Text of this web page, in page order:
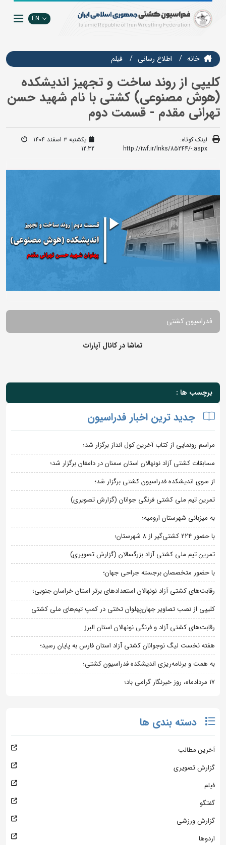
EN
خانه اطلاع رسانی فيلم
کلیپی از روند ساخت و تجهیز اندیشکده
(هوش مصنوعی) کشتی با نام شهید حسن
تهرانی مقدم - قسمت دوم
لینک کوتاه:
http://iwf.ir/lnks/85244/-.aspx
یکشنبه ۳ اسفند ۱۴۰۴
12:32
فدراسیون کشتی
تماشا در کانال آپارات
برچسب ها :
جدید ترین اخبار فدراسیون
مراسم رونمایی از کتاب آخرین کول انداز برگزار شد؛
مسابقات کشتی آزاد نونهالان استان سمنان در دامغان برگزار شد؛
از سوی اندیشکده فدراسیون کشتی برگزار شد؛
تمرین تیم ملی کشتی فرنگی جوانان (گزارش تصویری)
به میزبانی شهرستان ارومیه؛
با حضور ۲۲۴ کشتی‌گیر از ۸ شهرستان؛
تمرین تیم ملی کشتی آزاد بزرگسالان (گزارش تصویری)
با حضور متخصصان برجسته جراحی جهان؛
رقابت‌های کشتی آزاد نونهالان استعدادهای برتر استان خراسان جنوبی؛
کلیپی از نصب تصاویر جهان‌پهلوان تختی در کمپ تیم‌های ملی کشتی
رقابت‌های کشتی آزاد و فرنگی نونهالان استان البرز
هفته نخست لیگ نوجوانان کشتی آزاد استان فارس به پایان رسید؛
به همت و برنامه‌ریزی اندیشکده فدراسیون کشتی؛
۱۷ مردادماه، روز خبرنگار گرامی باد؛
دسته بندی ها
آخرین مطالب
گزارش تصویری
فیلم
گفتگو
گزارش ورزشی
اردوها